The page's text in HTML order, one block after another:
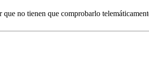
no tienen que comprobarlo